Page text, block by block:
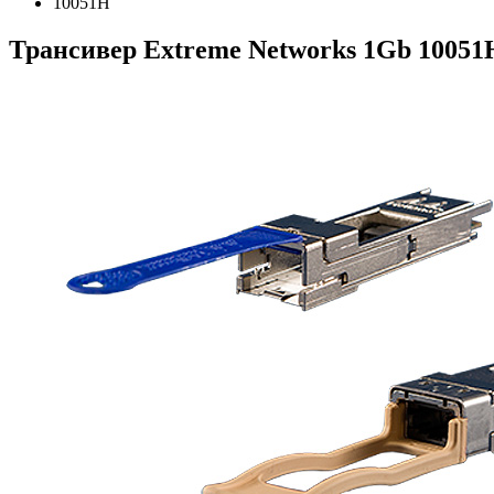
Трансивер Extreme Networks 1Gb